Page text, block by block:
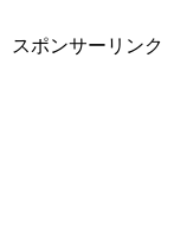
スポンサーリンク